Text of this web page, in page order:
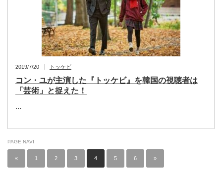
2019/7/20 トッケビ
コン・ユが主演した『トッケビ』を韓国の視聴者は
「芸術」と捉えた！
…
PAGE NAVI
« 1 2 3 4 5 6 »